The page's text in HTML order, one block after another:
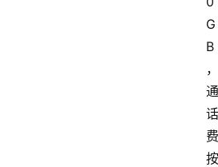
G
B
，
通
话
费
按